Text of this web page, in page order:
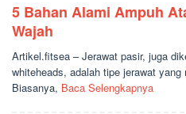
5 Bahan Alami Ampuh
Wajah
Artikel.fitsea – Jerawat pasir, juga
whiteheads, adalah tipe jerawat
Biasanya, Baca Selengkapnya